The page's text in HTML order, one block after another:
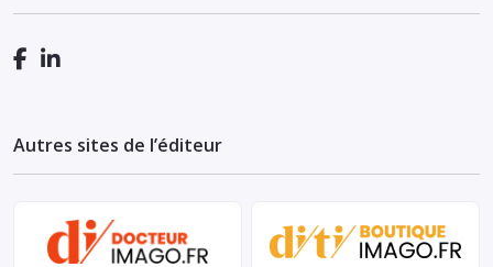
Autres sites de l’éditeur